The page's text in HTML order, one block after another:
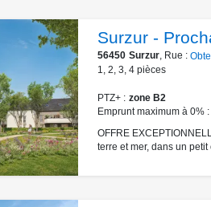
Surzur -
56450 Surzur, Rue :
1, 2, 3, 4 pièces
PTZ+
zone B2
Emprunt maximum à 0%
OFFRE
terre et mer, dans un